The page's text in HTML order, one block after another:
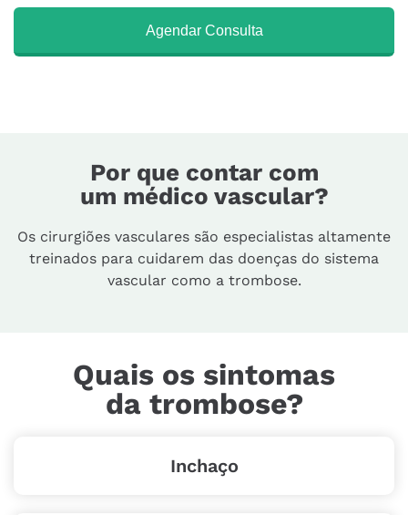
Agendar Consulta
Por que contar com
um médico vascular?
Os cirurgiões vasculares são especialistas altamente
treinados para cuidarem das doenças do sistema
vascular como a trombose.
Quais os sintomas
da trombose?
Inchaço